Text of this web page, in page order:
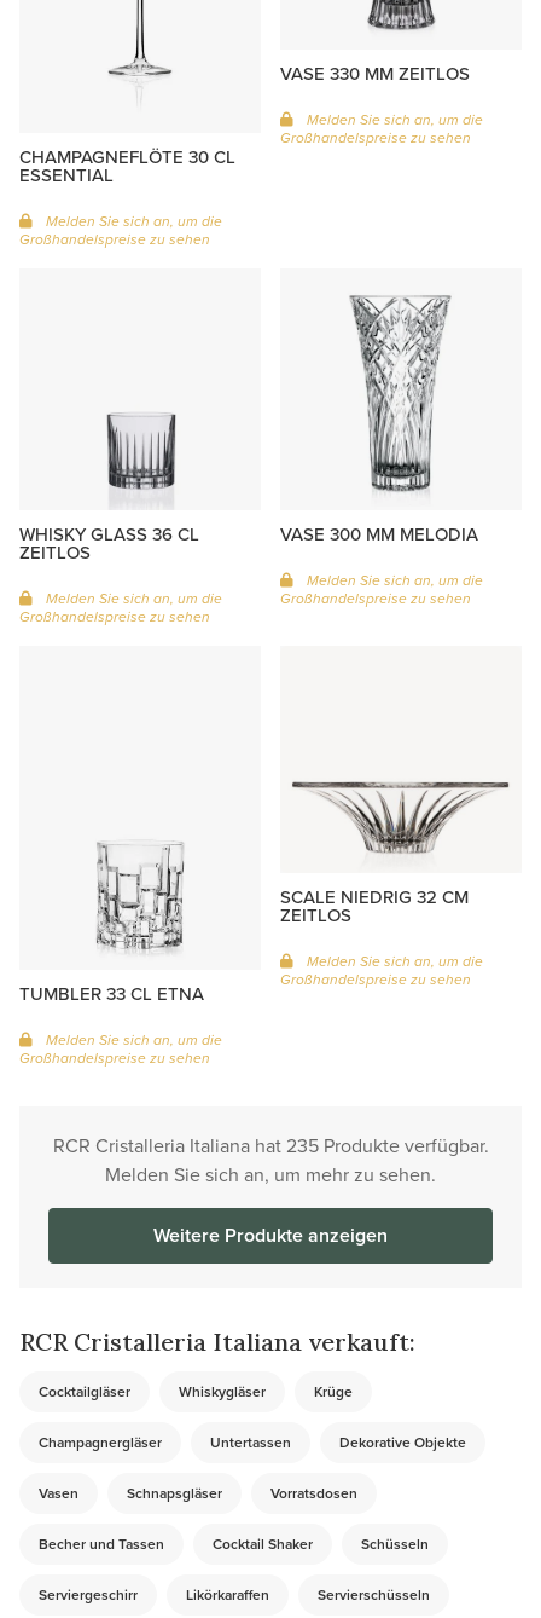
CHAMPAGNEFLÖTE 30 CL
ESSENTIAL
Melden Sie sich an, um die
Großhandelspreise zu sehen
VASE 330 MM ZEITLOS
Melden Sie sich an, um die
Großhandelspreise zu sehen
WHISKY GLASS 36 CL
ZEITLOS
Melden Sie sich an, um die
Großhandelspreise zu sehen
VASE 300 MM MELODIA
Melden Sie sich an, um die
Großhandelspreise zu sehen
TUMBLER 33 CL ETNA
Melden Sie sich an, um die
Großhandelspreise zu sehen
SCALE NIEDRIG 32 CM
ZEITLOS
Melden Sie sich an, um die
Großhandelspreise zu sehen
RCR Cristalleria Italiana hat 235 Produkte verfügbar.
Melden Sie sich an, um mehr zu sehen.
Weitere Produkte anzeigen
RCR Cristalleria Italiana verkauft:
Cocktailgläser Whiskygläser Krüge
Champagnergläser Untertassen Dekorative Objekte
Vasen Schnapsgläser Vorratsdosen
Becher und Tassen Cocktail Shaker Schüsseln
Serviergeschirr Likörkaraffen Servierschüsseln